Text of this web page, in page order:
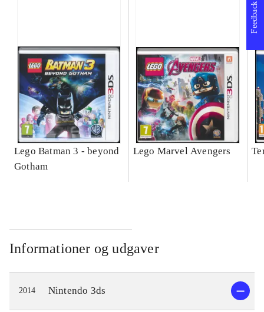
Lego Batman 3 - beyond
Gotham
Lego Marvel Avengers
Informationer og udgaver
2014 Nintendo 3ds
Feedback